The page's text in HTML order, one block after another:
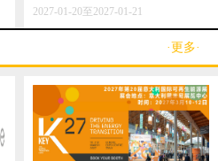
2027-01-20至2027-01-21
·更多·